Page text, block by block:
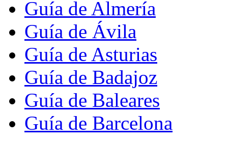
Guía de Almería
Guía de Ávila
Guía de Asturias
Guía de Badajoz
Guía de Baleares
Guía de Barcelona